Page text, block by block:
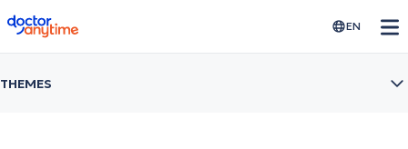
doctoranytime EN
THEMES